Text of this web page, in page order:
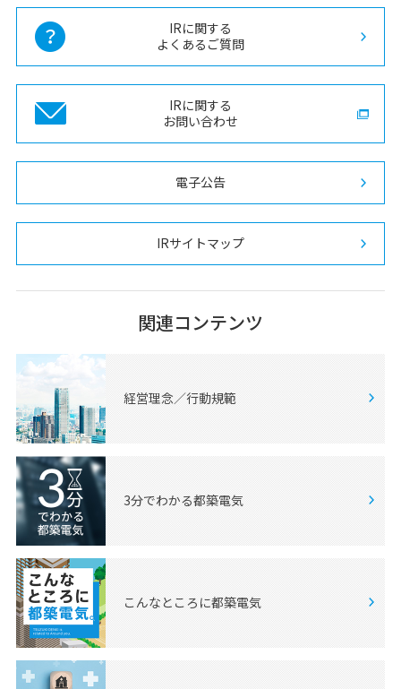
IRに関する
よくあるご質問
IRに関する
お問い合わせ
電子公告
IRサイトマップ
関連コンテンツ
経営理念／行動規範
3分でわかる都築電気
こんなところに都築電気